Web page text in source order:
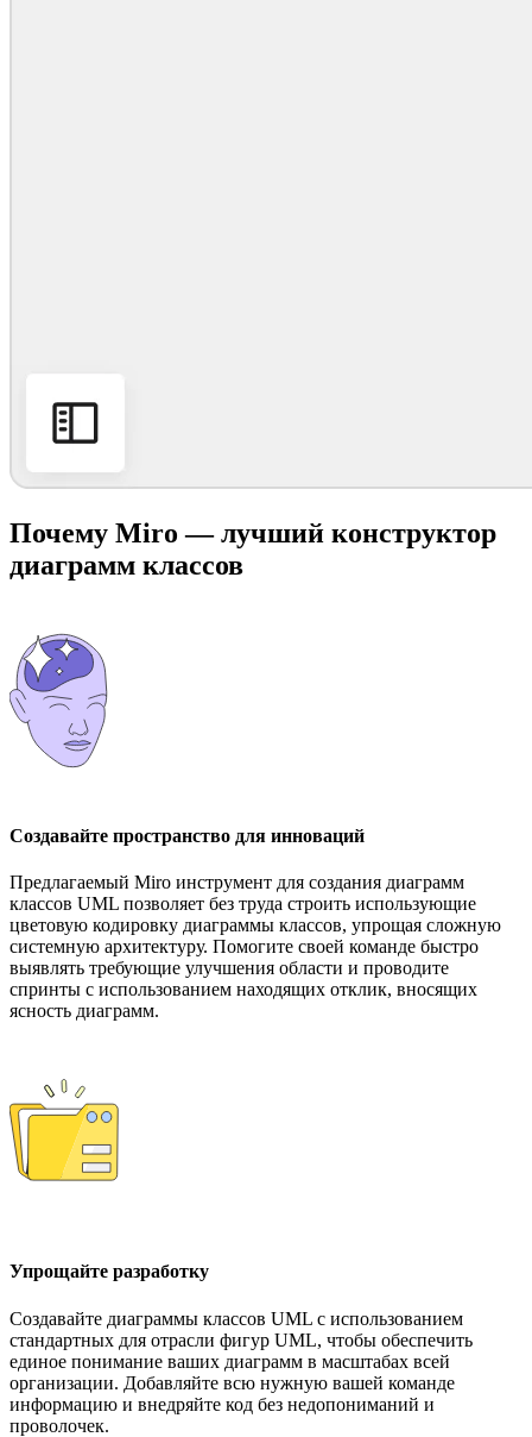
Почему Miro — лучший конструктор
диаграмм классов
Создавайте пространство для инноваций
Предлагаемый Miro инструмент для создания диаграмм
классов UML позволяет без труда строить использующие
цветовую кодировку диаграммы классов, упрощая сложную
системную архитектуру. Помогите своей команде быстро
выявлять требующие улучшения области и проводите
спринты с использованием находящих отклик, вносящих
ясность диаграмм.
Упрощайте разработку
Создавайте диаграммы классов UML с использованием
стандартных для отрасли фигур UML, чтобы обеспечить
единое понимание ваших диаграмм в масштабах всей
организации. Добавляйте всю нужную вашей команде
информацию и внедряйте код без недопониманий и
проволочек.